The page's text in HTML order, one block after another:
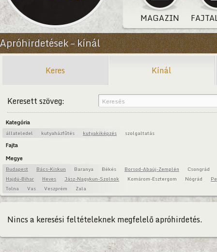
MAGAZIN
Apróhirdetések – kínál
Keres Kínál
Keresett szöveg:
Kategória
állateledel kutyaházfűtés kutyakiképzés szolgaltatás
Fajta
Megye
Budapest Bács-Kiskun Baranya Békés Borsod-Abaúj-Zemplén
Csongrád
Hajdú-Bihar
Heves Jász-Nagykun-Szolnok Komárom-Esztergom Nógrád
Tolna
Vas Veszprém Zala
Nincs a keresési feltételeknek megfelelő apróhirdetés.